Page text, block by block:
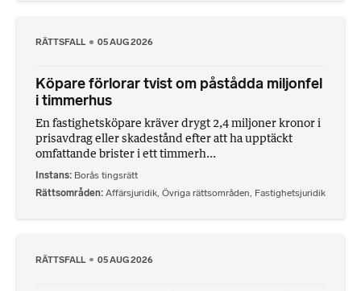
RÄTTSFALL 05 AUG 2026
Köpare förlorar tvist om påstådda miljonfel
i timmerhus
En fastighetsköpare kräver drygt 2,4 miljoner kronor i
prisavdrag eller skadestånd efter att ha upptäckt
omfattande brister i ett timmerh...
Instans Borås tingsrätt
Rättsområden Affärsjuridik Övriga rättsområden Fastighetsjuridik
RÄTTSFALL 05 AUG 2026